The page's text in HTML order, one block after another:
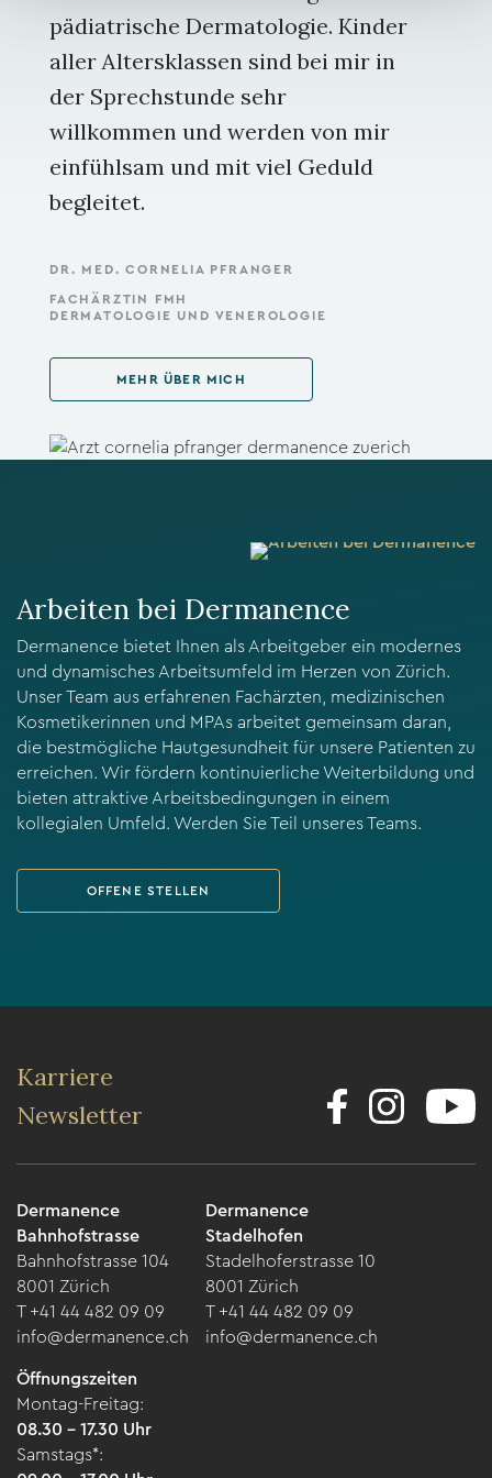
pädiatrische Dermatologie. Kinder
aller Altersklassen sind bei mir in
der Sprechstunde sehr
willkommen und werden von mir
einfühlsam und mit viel Geduld
begleitet.
DR. MED. CORNELIA PFRANGER
FACHÄRZTIN FMH
DERMATOLOGIE UND VENEROLOGIE
MEHR ÜBER MICH
Arbeiten bei Dermanence
Dermanence bietet Ihnen als Arbeitgeber ein modernes
und dynamisches Arbeitsumfeld im Herzen von Zürich.
Unser Team aus erfahrenen Fachärzten, medizinischen
Kosmetikerinnen und MPAs arbeitet gemeinsam daran,
die bestmögliche Hautgesundheit für unsere Patienten zu
erreichen. Wir fördern kontinuierliche Weiterbildung und
bieten attraktive Arbeitsbedingungen in einem
kollegialen Umfeld. Werden Sie Teil unseres Teams.
OFFENE STELLEN
Karriere
Newsletter
Dermanence
Bahnhofstrasse
Bahnhofstrasse 104
8001 Zürich
T +41 44 482 09 09
info@dermanence.ch
Dermanence
Stadelhofen
Stadelhoferstrasse 10
8001 Zürich
T +41 44 482 09 09
info@dermanence.ch
Öffnungszeiten
Montag-Freitag:
08.30 – 17.30 Uhr
Samstags*: